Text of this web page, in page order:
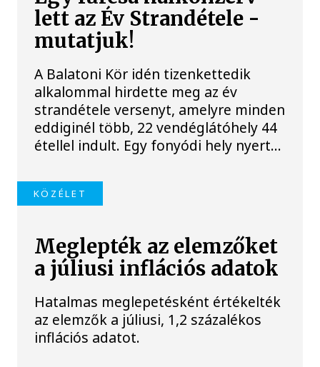
lett az Év Strandétele -
mutatjuk!
A Balatoni Kör idén tizenkettedik
alkalommal hirdette meg az év
strandétele versenyt, amelyre minden
eddiginél több, 22 vendéglátóhely 44
étellel indult. Egy fonyódi hely nyert...
KÖZÉLET
Meglepték az elemzőket
a júliusi inflációs adatok
Hatalmas meglepetésként értékelték
az elemzők a júliusi, 1,2 százalékos
inflációs adatot.